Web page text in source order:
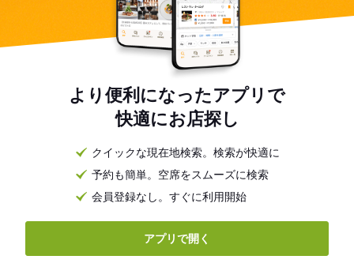
より便利になったアプリで
快適にお店探し
クイックな現在地検索。検索が快適に
予約も簡単。空席をスムーズに検索
会員登録なし。すぐに利用開始
アプリで開く